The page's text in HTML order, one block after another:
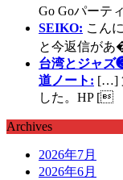
Go Goパーテ
SEIKO: こん
と今返信があ
台湾とジャズ
道ノート: […]
した。HP [
Archives
2026年7月
2026年6月